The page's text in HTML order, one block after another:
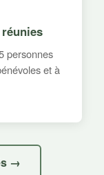
personnes
et à
→